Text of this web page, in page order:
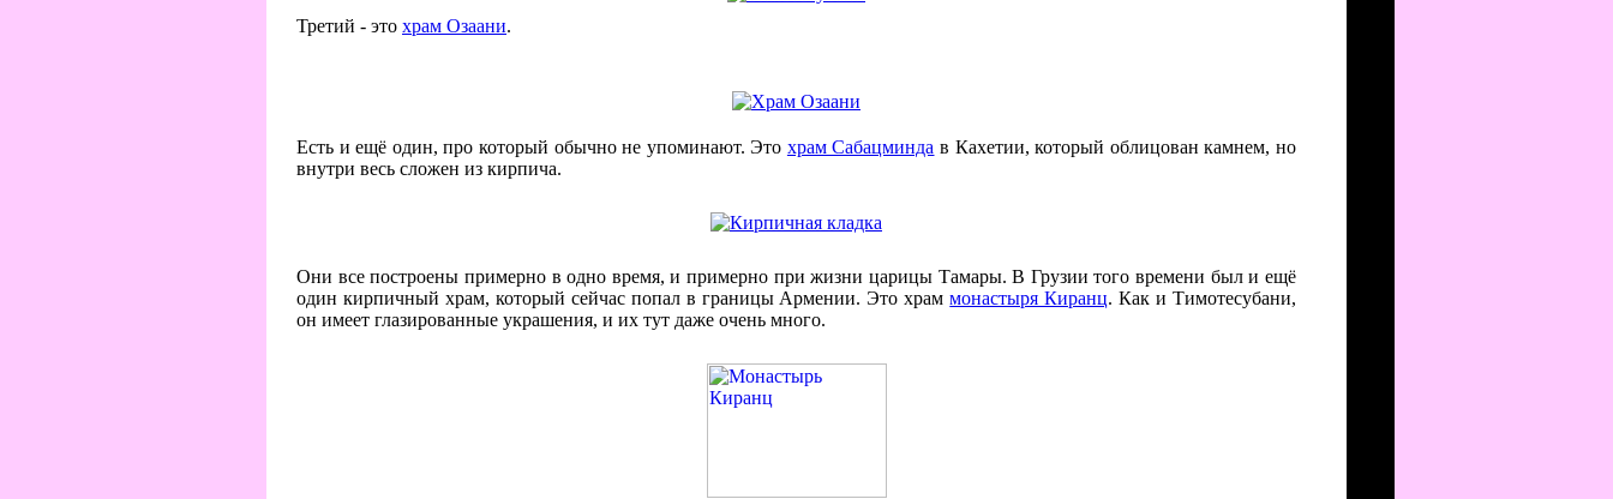
Третий - это храм Озаани.
Есть и ещё один, про который обычно не упоминают. Это храм Сабацминда в Кахетии, который облицован камнем, но
внутри весь сложен из кирпича.
Они все построены примерно в одно время, и примерно при жизни царицы Тамары. В Грузии того времени был и ещё
один кирпичный храм, который сейчас попал в границы Армении. Это храммонастыря Киранц. Как и Тимотесубани,
он имеет глазированные украшения, и их тут даже очень много.